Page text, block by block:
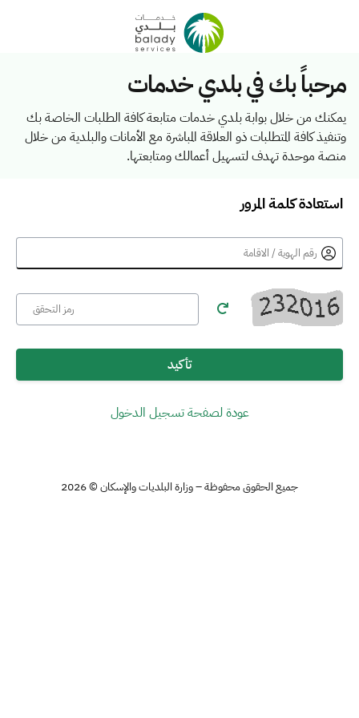
مرحباً بك في بلدي خدمات
يمكنك من خلال بوابة بلدي خدمات متابعة كافة الطلبات الخاصة بك
وتنفيذ كافة المتطلبات ذو العلاقة المباشرة مع الأمانات والبلدية من خلال
منصة موحدة تهدف لتسهيل أعمالك ومتابعتها.
استعادة كلمة المرور
تأكيد
عودة لصفحة تسجيل الدخول
جميع الحقوق محفوظة – وزارة البلديات والإسكان © 2026